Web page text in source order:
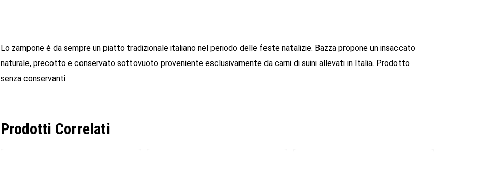
Lo zampone è da sempre un piatto tradizionale italiano nel periodo delle feste natalizie. Bazza propone un insaccato
naturale, precotto e conservato sottovuoto proveniente esclusivamente da carni di suini allevati in Italia. Prodotto
senza conservanti.
Prodotti Correlati